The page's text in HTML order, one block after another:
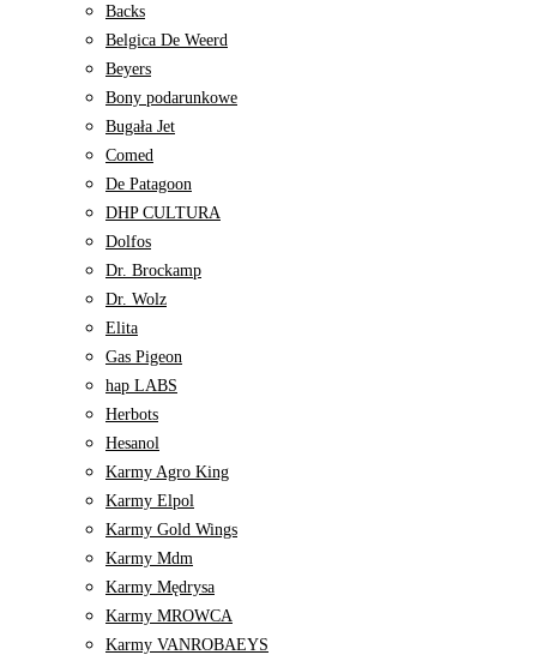
Backs
Belgica De Weerd
Beyers
Bony podarunkowe
Bugała Jet
Comed
De Patagoon
DHP CULTURA
Dolfos
Dr. Brockamp
Dr. Wolz
Elita
Gas Pigeon
hap LABS
Herbots
Hesanol
Karmy Agro King
Karmy Elpol
Karmy Gold Wings
Karmy Mdm
Karmy Mędrysa
Karmy MROWCA
Karmy VANROBAEYS